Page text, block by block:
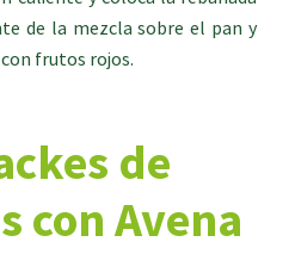
de la mezcla sobre el pan y
con frutos rojos.
de
con Avena